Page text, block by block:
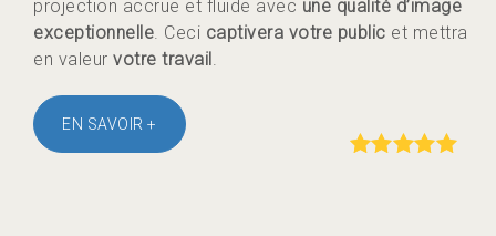
projection accrue et fluide avec une qualité d’image
exceptionnelle. Ceci captivera votre public et mettra
en valeur votre travail .
EN SAVOIR +